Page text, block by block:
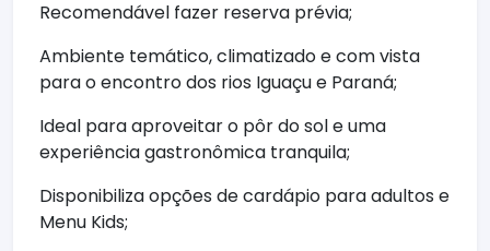
Recomendável fazer reserva prévia;
Ambiente temático, climatizado e com vista
para o encontro dos rios Iguaçu e Paraná;
Ideal para aproveitar o pôr do sol e uma
experiência gastronômica tranquila;
Disponibiliza opções de cardápio para adultos e
Menu Kids;